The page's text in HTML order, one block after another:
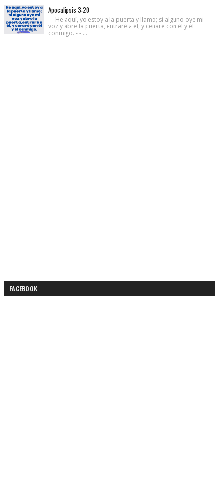
Apocalipsis 3:20
- - He aquí, yo estoy a la puerta y llamo; si alguno oye mi
voz y abre la puerta, entraré a él, y cenaré con él y él
conmigo. - - ...
FACEBOOK